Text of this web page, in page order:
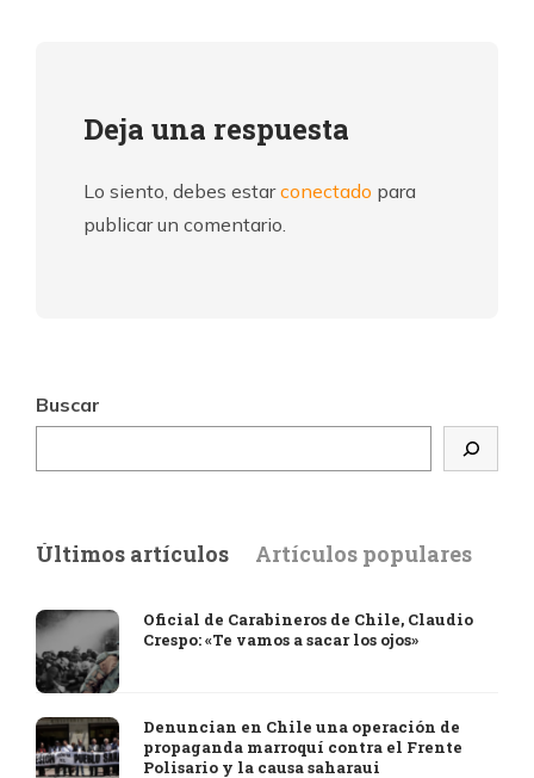
Deja una respuesta
Lo siento, debes estarconectado para
publicar un comentario.
Buscar
Últimos artículos Artículos populares
Oficial de Carabineros de Chile, Claudio
Crespo: «Te vamos a sacar los ojos»
Denuncian en Chile una operación de
propaganda marroquí contra el Frente
Polisario y la causa saharaui